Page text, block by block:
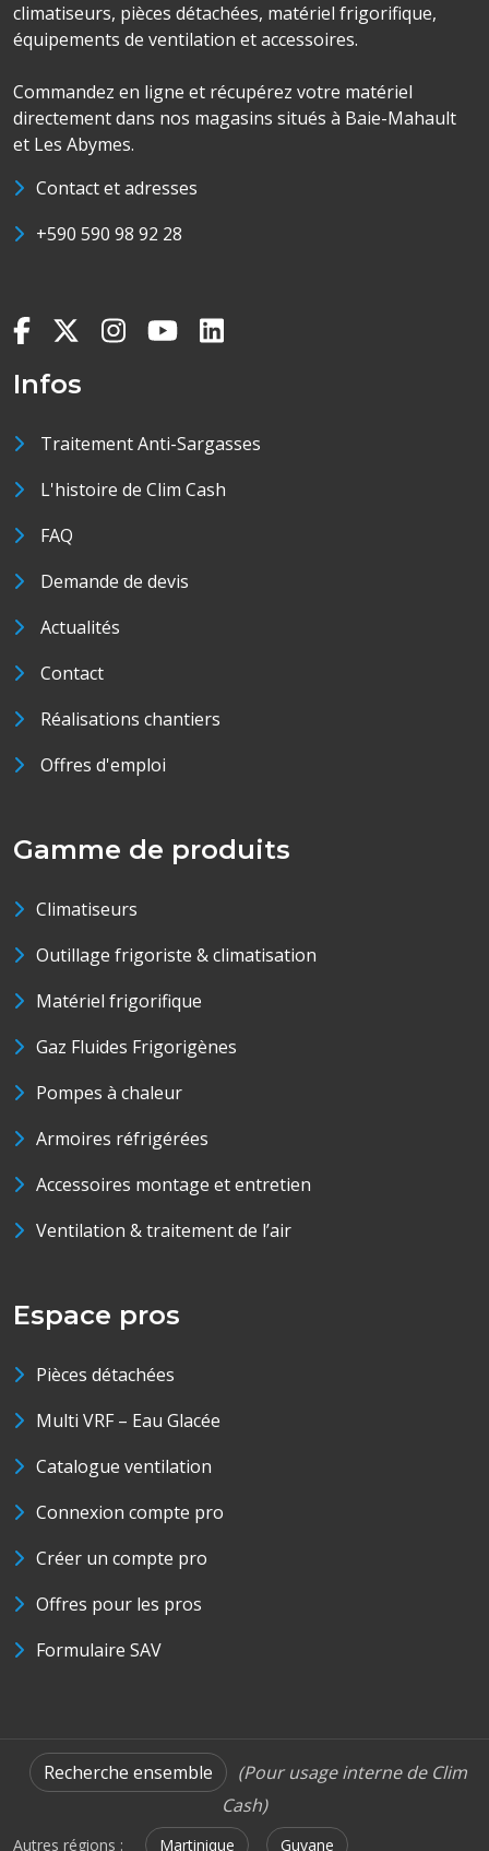
climatiseurs, pièces détachées, matériel frigorifique,
équipements de ventilation et accessoires.
Commandez en ligne et récupérez votre matériel
directement dans nos magasins situés à Baie-Mahault
et Les Abymes.
Contact et adresses
+590 590 98 92 28
Infos
Traitement Anti-Sargasses
L'histoire de Clim Cash
FAQ
Demande de devis
Actualités
Contact
Réalisations chantiers
Offres d'emploi
Gamme de produits
Climatiseurs
Outillage frigoriste & climatisation
Matériel frigorifique
Gaz Fluides Frigorigènes
Pompes à chaleur
Armoires réfrigérées
Accessoires montage et entretien
Ventilation & traitement de l’air
Espace pros
Pièces détachées
Multi VRF – Eau Glacée
Catalogue ventilation
Connexion compte pro
Créer un compte pro
Offres pour les pros
Formulaire SAV
Recherche ensemble
(Pour usage interne de Clim
Cash)
Autres régions : Martinique Guyane